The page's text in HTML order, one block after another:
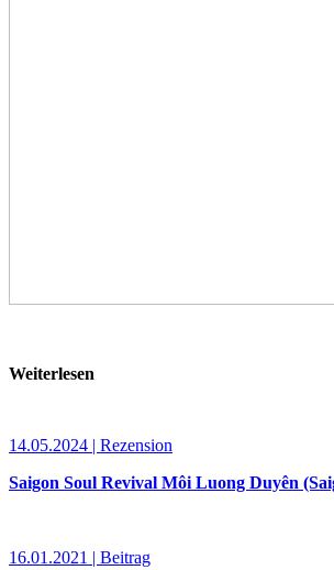
Weiterlesen
14.05.2024 | Rezension
Saigon Soul Revival Môi Luong Duyên
16.01.2021 | Beitrag